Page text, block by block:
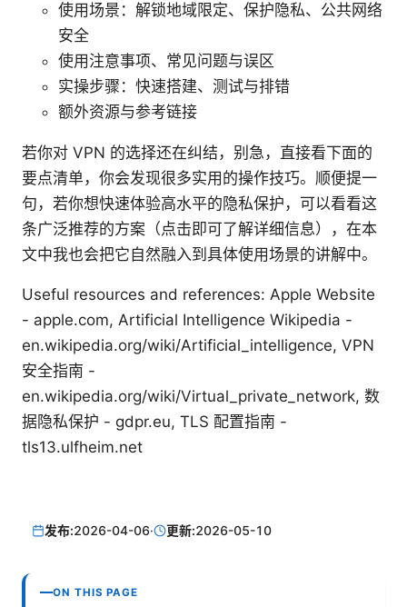
使用场景：解锁地域限定、保护隐私、公共网络
安全
使用注意事项、常见问题与误区
实操步骤：快速搭建、测试与排错
额外资源与参考链接
若你对 VPN 的选择还在纠结，别急，直接看下面的
要点清单，你会发现很多实用的操作技巧。顺便提一
句，若你想快速体验高水平的隐私保护，可以看看这
条广泛推荐的方案（点击即可了解详细信息），在本
文中我也会把它自然融入到具体使用场景的讲解中。
Useful resources and references: Apple Website
- apple.com, Artificial Intelligence Wikipedia -
en.wikipedia.org/wiki/Artificial_intelligence, VPN
安全指南 -
en.wikipedia.org/wiki/Virtual_private_network, 数
据隐私保护 - gdpr.eu, TLS 配置指南 -
tls13.ulfheim.net
发布:2026-04-06· 更新:2026-05-10
ON THIS PAGE